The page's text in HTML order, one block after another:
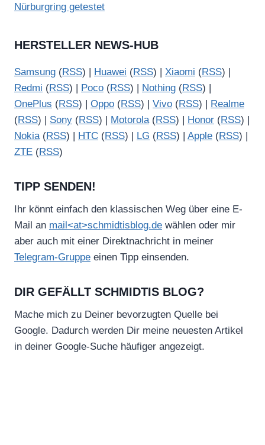
Nürburgring getestet
HERSTELLER NEWS-HUB
Samsung (RSS) | Huawei (RSS) | Xiaomi (RSS) |
Redmi (RSS) | Poco (RSS) | Nothing (RSS) |
OnePlus (RSS) | Oppo (RSS) | Vivo (RSS) |
Realme
(RSS) | Sony (RSS) | Motorola(RSS) | Honor (RSS) |
Nokia(RSS) | HTC (RSS) | LG (RSS) | Apple (RSS) |
ZTE (RSS)
TIPP SENDEN!
Ihr könnt einfach den klassischen Weg über eine E-
Mail an mail<at>schmidtisblog.de wählen oder mir
aber auch mit einer Direktnachricht in meiner
Telegram-Gruppe einen Tipp einsenden.
DIR GEFÄLLT SCHMIDTIS BLOG?
Mache mich zu Deiner bevorzugten Quelle bei
Google. Dadurch werden Dir meine neuesten Artikel
in deiner Google-Suche häufiger angezeigt.